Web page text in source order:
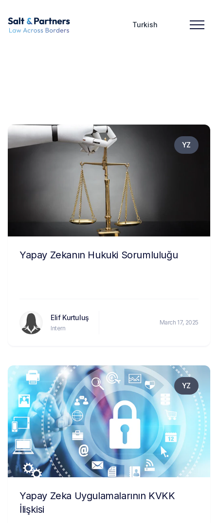
Turkish
YZ
Yapay Zekanın Hukuki Sorumluluğu
Elif Kurtuluş
Intern
March 17, 2025
YZ
Yapay Zeka Uygulamalarının KVKK
İlişkisi